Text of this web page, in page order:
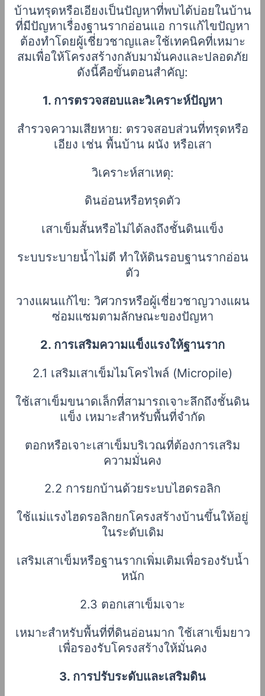
บ้านทรุดหรือเอียงเป็นปัญหาที่พบได้บ่อยในบ้าน
ที่มีปัญหาเรื่องฐานรากอ่อนแอ การแก้ไขปัญหา
ต้องทำโดยผู้เชี่ยวชาญและใช้เทคนิคที่เหมาะ
สมเพื่อให้โครงสร้างกลับมามั่นคงและปลอดภัย
ดังนี้คือขั้นตอนสำคัญ:
1. การตรวจสอบและวิเคราะห์ปัญหา
สำรวจความเสียหาย: ตรวจสอบส่วนที่ทรุดหรือ
เอียง เช่น พื้นบ้าน ผนัง หรือเสา
วิเคราะห์สาเหตุ:
ดินอ่อนหรือทรุดตัว
เสาเข็มสั้นหรือไม่ได้ลงถึงชั้นดินแข็ง
ระบบระบายน้ำไม่ดี ทำให้ดินรอบฐานรากอ่อน
ตัว
วางแผนแก้ไข: วิศวกรหรือผู้เชี่ยวชาญวางแผน
ซ่อมแซมตามลักษณะของปัญหา
2. การเสริมความแข็งแรงให้ฐานราก
2.1 เสริมเสาเข็มไมโครไพล์ (Micropile)
ใช้เสาเข็มขนาดเล็กที่สามารถเจาะลึกถึงชั้นดิน
แข็ง เหมาะสำหรับพื้นที่จำกัด
ตอกหรือเจาะเสาเข็มบริเวณที่ต้องการเสริม
ความมั่นคง
2.2 การยกบ้านด้วยระบบไฮดรอลิก
ใช้แม่แรงไฮดรอลิกยกโครงสร้างบ้านขึ้นให้อยู่
ในระดับเดิม
เสริมเสาเข็มหรือฐานรากเพิ่มเติมเพื่อรองรับน้ำ
หนัก
2.3 ตอกเสาเข็มเจาะ
เหมาะสำหรับพื้นที่ที่ดินอ่อนมาก ใช้เสาเข็มยาว
เพื่อรองรับโครงสร้างให้มั่นคง
3. การปรับระดับและเสริมดิน